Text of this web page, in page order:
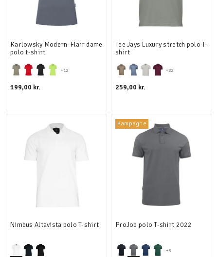
+12
Karlowsky Modern-Flair dame
polo t-shirt
199,00 kr.
+22
Tee Jays Luxury stretch polo T-
shirt
259,00 kr.
Nimbus Altavista polo T-shirt
Kampagne
+3
ProJob polo T-shirt 2022